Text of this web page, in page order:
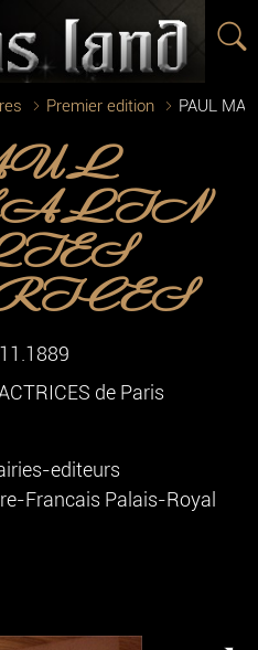
Premier edition PAUL
de Paris
editeurs
Francais Palais-Royal